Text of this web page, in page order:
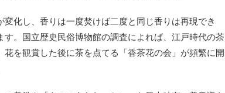
化し、香りは一度焚けば二度と同じ香りは再現でき
。国立歴史民俗博物館の調査によれば、江戸時代の茶
を観賞した後に茶を点てる「香茶花の会」が頻繁に開